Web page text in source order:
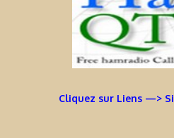
Cliquez sur Liens —>